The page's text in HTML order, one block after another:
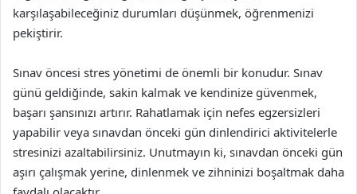
karşılaşabileceğiniz durumları düşünmek, öğrenmenizi
pekiştirir.
Sınav öncesi stres yönetimi de önemli bir konudur. Sınav
günü geldiğinde, sakin kalmak ve kendinize güvenmek,
başarı şansınızı artırır. Rahatlamak için nefes egzersizleri
yapabilir veya sınavdan önceki gün dinlendirici aktivitelerle
stresinizi azaltabilirsiniz. Unutmayın ki, sınavdan önceki gün
aşırı çalışmak yerine, dinlenmek ve zihninizi boşaltmak daha